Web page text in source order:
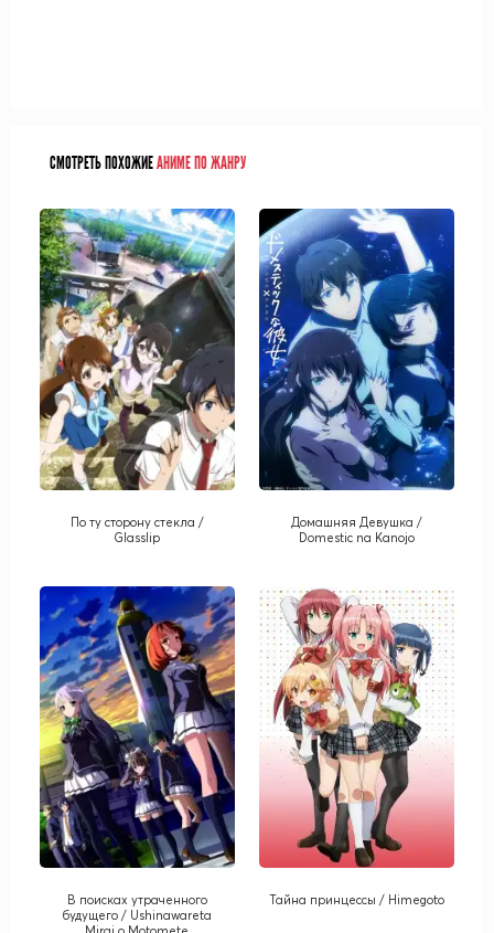
СМОТРЕТЬ ПОХОЖИЕАНИМЕ ПО ЖАНРУ
По ту сторону стекла /
Glasslip
Домашняя Девушка /
Domestic na Kanojo
В поисках утраченного
будущего / Ushinawareta
Тайна принцессы / Himegoto